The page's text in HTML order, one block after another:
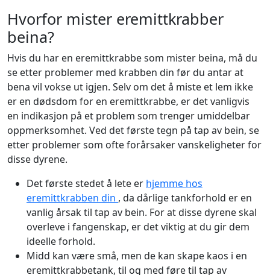
Hvorfor mister eremittkrabber
beina?
Hvis du har en eremittkrabbe som mister beina, må du
se etter problemer med krabben din før du antar at
bena vil vokse ut igjen. Selv om det å miste et lem ikke
er en dødsdom for en eremittkrabbe, er det vanligvis
en indikasjon på et problem som trenger umiddelbar
oppmerksomhet. Ved det første tegn på tap av bein, se
etter problemer som ofte forårsaker vanskeligheter for
disse dyrene.
Det første stedet å lete er hjemme hos
eremittkrabben din , da dårlige tankforhold er en
vanlig årsak til tap av bein. For at disse dyrene skal
overleve i fangenskap, er det viktig at du gir dem
ideelle forhold.
Midd kan være små, men de kan skape kaos i en
eremittkrabbetank, til og med føre til tap av